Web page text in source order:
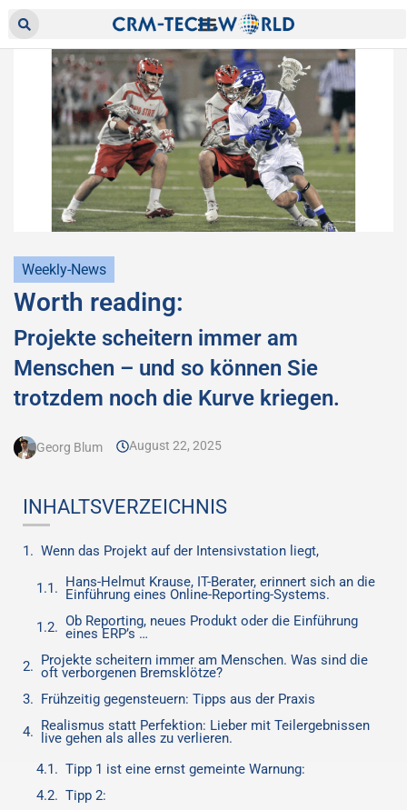
Weekly-News
Worth reading:
Projekte scheitern immer am
Menschen – und so können Sie
trotzdem noch die Kurve kriegen.
Georg Blum August 22, 2025
INHALTSVERZEICHNIS
Wenn das Projekt auf der Intensivstation liegt,
Hans-Helmut Krause, IT-Berater, erinnert sich an die
Einführung eines Online-Reporting-Systems.
Ob Reporting, neues Produkt oder die Einführung
eines ERP’s …
Projekte scheitern immer am Menschen. Was sind die
oft verborgenen Bremsklötze?
Frühzeitig gegensteuern: Tipps aus der Praxis
Realismus statt Perfektion: Lieber mit Teilergebnissen
live gehen als alles zu verlieren.
Tipp 1 ist eine ernst gemeinte Warnung:
Tipp 2: